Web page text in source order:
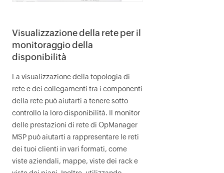
Visualizzazione della rete per il
monitoraggio della
disponibilità
La visualizzazione della topologia di
rete e dei collegamenti tra i componenti
della rete può aiutarti a tenere sotto
controllo la loro disponibilità. Il monitor
delle prestazioni di rete di OpManager
MSP può aiutarti a rappresentare le reti
dei tuoi clienti in vari formati, come
viste aziendali, mappe, viste dei rack e